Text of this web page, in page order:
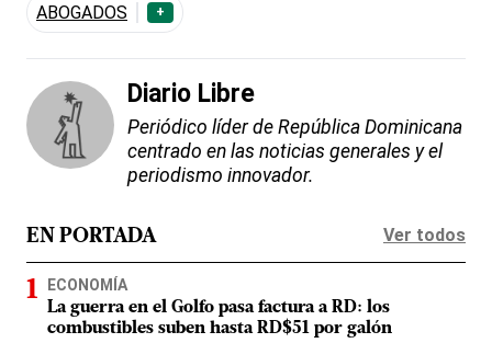
ABOGADOS +
Diario Libre
Periódico líder de República Dominicana
centrado en las noticias generales y el
periodismo innovador.
EN PORTADA Ver todos
ECONOMÍA
La guerra en el Golfo pasa factura a RD: los
combustibles suben hasta RD$51 por galón